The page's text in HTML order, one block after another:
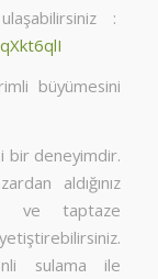
:
büyümesini
bir deneyimdir.
aldığınız
ve taptaze
sulama ile